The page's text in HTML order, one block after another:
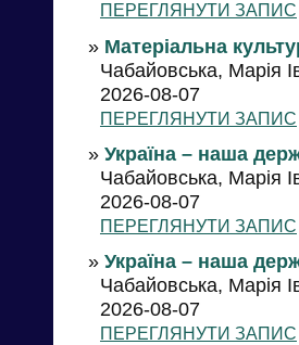
ПЕРЕГЛЯНУТИ ЗАПИС
» Матеріальна
Чабайовська, Марія
2026-08-07
ПЕРЕГЛЯНУТИ ЗАПИС
» Україна – наша
Чабайовська, Марія
2026-08-07
ПЕРЕГЛЯНУТИ ЗАПИС
» Україна – наша
Чабайовська, Марія
2026-08-07
ПЕРЕГЛЯНУТИ ЗАПИС